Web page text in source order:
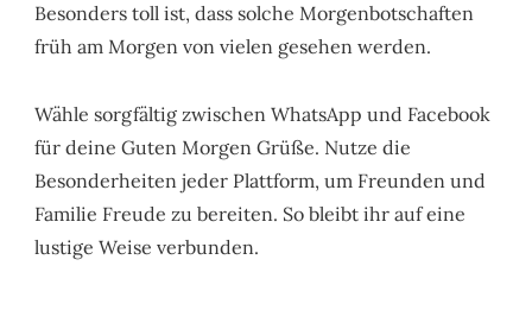
Besonders toll ist, dass solche Morgenbotschaften
früh am Morgen von vielen gesehen werden.
Wähle sorgfältig zwischen WhatsApp und Facebook
für deine Guten Morgen Grüße. Nutze die
Besonderheiten jeder Plattform, um Freunden und
Familie Freude zu bereiten. So bleibt ihr auf eine
lustige Weise verbunden.